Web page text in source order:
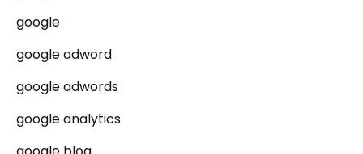
google
google adword
google adwords
google analytics